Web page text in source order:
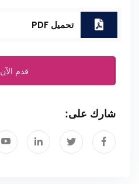
تحميل PDF
قدم الآن
شارك على: